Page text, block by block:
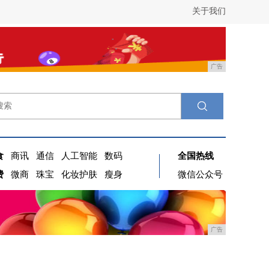
关于我们
广告
商讯 通信 人工智能
数码
微商 珠宝 化妆护肤 瘦身
全国热线
微信公众号
广告